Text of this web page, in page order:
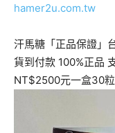
hamer2u.com.tw
汗馬糖「正品保證」
貨到付款 100%正品
NT$2500元一盒30